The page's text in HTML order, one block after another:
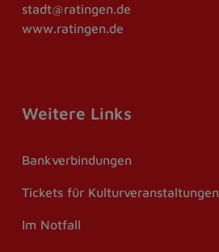
stadt@ratingen.de
www.ratingen.de
Weitere Links
Bankverbindungen
Tickets für Kulturveranstaltungen
Im Notfall